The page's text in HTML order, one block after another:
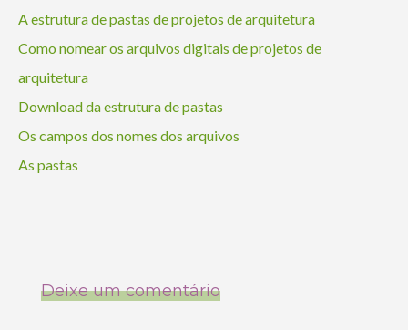
A estrutura de pastas de projetos de arquitetura
Como nomear os arquivos digitais de projetos de
arquitetura
Download da estrutura de pastas
Os campos dos nomes dos arquivos
As pastas
Deixe um comentário